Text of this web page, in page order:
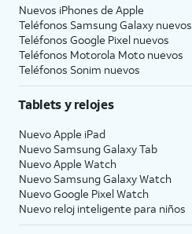
Nuevos iPhones de Apple
Teléfonos Samsung Galaxy nuevos
Teléfonos Google Pixel nuevos
Teléfonos Motorola Moto nuevos
Teléfonos Sonim nuevos
Tablets y relojes
Nuevo Apple iPad
Nuevo Samsung Galaxy Tab
Nuevo Apple Watch
Nuevo Samsung Galaxy Watch
Nuevo Google Pixel Watch
Nuevo reloj inteligente para niños